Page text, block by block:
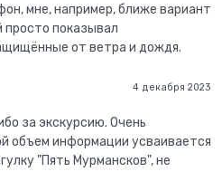
мне, например, ближе вариант
показывал
от ветра и дождя.
4 декабря 2023
за экскурсию. Очень
объем информации усваивается
"Пять Мурмансков", не